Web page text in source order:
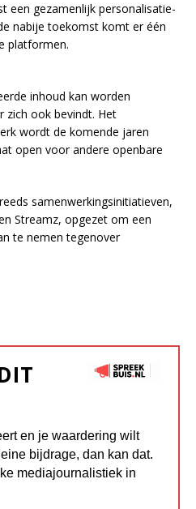
een gezamenlijk personalisatie-
nabije toekomst komt er één
platformen.
inhoud kan worden
zich ook bevindt. Het
wordt de komende jaren
open voor andere openbare
samenwerkingsinitiatieven,
Streamz, opgezet om een
te nemen tegenover
en je waardering wilt
bijdrage, dan kan dat.
mediajournalistiek in